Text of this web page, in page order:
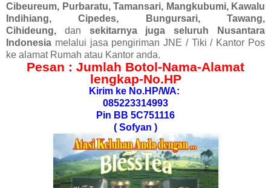
Cibeureum, Purbaratu, Tamansari, Mangkubumi, Kawalu
Indihiang, Cipedes, Bungursari, Tawang,
Cihideung, dan
sekitarnya juga seluruh Nusantara
Indonesia melalui jasa pengiriman JNE / Tiki / Kantor Pos
ke alamat Rumah atau Kantor anda.
Pesan : Jumlah Botol-Nama-Alamat
lengkap-No.HP
Kirim ke No.HP/WA:
085223314993
Pin BB 5C751116
( Sofyan )